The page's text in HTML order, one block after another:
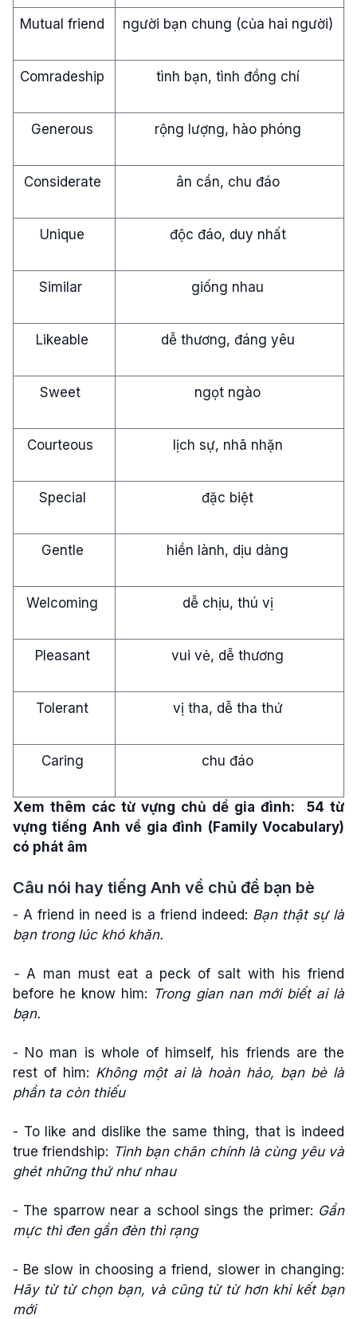
Mutual friend người bạn chung (của hai người)
Comradeship tình bạn, tình đồng chí
Generous rộng lượng, hào phóng
Considerate ân cần, chu đáo
Unique độc đáo, duy nhất
Similar giống nhau
Likeable dễ thương, đáng yêu
Sweet ngọt ngào
Courteous lịch sự, nhã nhặn
Special đặc biệt
Gentle hiền lành, dịu dàng
Welcoming dễ chịu, thú vị
Pleasant vui vẻ, dễ thương
Tolerant vị tha, dễ tha thứ
Caring chu đáo
Xem thêm các từ vựng chủ dề gia đình:
54 từ
vựng tiếng Anh về gia đình (Family Vocabulary)
có phát âm
Câu nói hay tiếng Anh về chủ đề bạn bè
- A friend in need is a friend indeed: Bạn thật sự là
bạn trong lúc khó khăn.
- A man must eat a peck of salt with his friend
before he know him: Trong gian nan mới biết ai là
bạn.
- No man is whole of himself, his friends are the
rest of him: Không một ai là hoàn hảo, bạn bè là
phần ta còn thiếu
- To like and dislike the same thing, that is indeed
true friendship: Tình bạn chân chính là cùng yêu và
ghét những thứ như nhau
- The sparrow near a school sings the primer: Gần
mực thì đen gần đèn thì rạng
- Be slow in choosing a friend, slower in changing:
Hãy từ từ chọn bạn, và cũng từ từ hơn khi kết bạn
mới